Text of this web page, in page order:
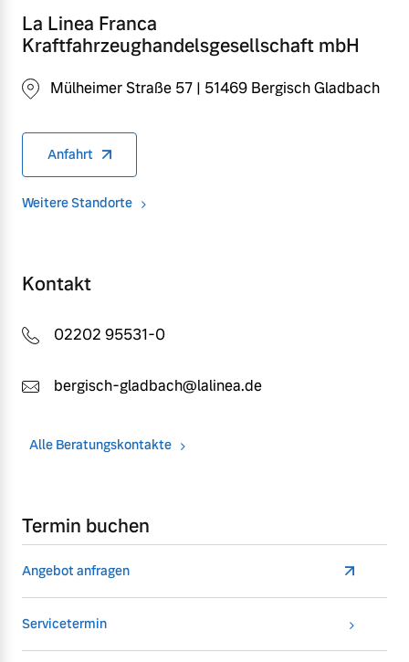
La Linea Franca
Kraftfahrzeughandelsgesellschaft mbH
Mülheimer Straße 57 | 51469 Bergisch Gladbach
Anfahrt
Weitere Standorte
Kontakt
02202 95531-0
bergisch-gladbach@lalinea.de
Alle Beratungskontakte
Termin buchen
Angebot anfragen
Servicetermin